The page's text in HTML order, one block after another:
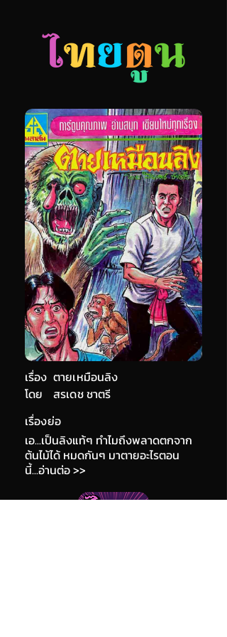
เรื่อง ตายเหมือนลิง
สรเดช ชาตรี
โดย
เรื่องย่อ
เอ...เป็นลิงแท้ๆ ทำไมถึงพลาดตกจาก
ต้นไม้ได้ หมดกันๆ มาตายอะไรตอน
นี้...อ่านต่อ >>